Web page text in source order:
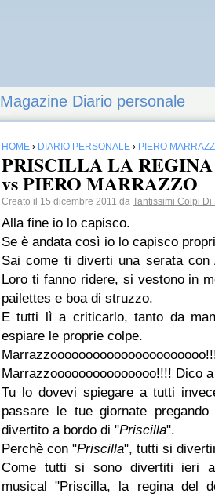
Magazine Diario personale
HOME › DIARIO PERSONALE › PIERO
PRISCILLA LA
vs PIERO MARRAZZO
Creato il 15 dicembre 2011 da Tantissimi Colpi Di
Alla fine io lo capisco.
Se è andata così io lo capisco
Sai come ti diverti una serata con
Loro ti fanno ridere, si vestono in
pailettes e boa di struzzo.
E tutti lì a criticarlo, tanto da
espiare le proprie colpe.
Marrazzooooooooooooooo!!!! Dico
Tu lo dovevi spiegare a tutti
passare le tue giornate
divertito a bordo di "Priscilla".
Perchè con "Priscilla", tutti si
Come tutti si sono divertiti ieri
musical "Priscilla, la regina del